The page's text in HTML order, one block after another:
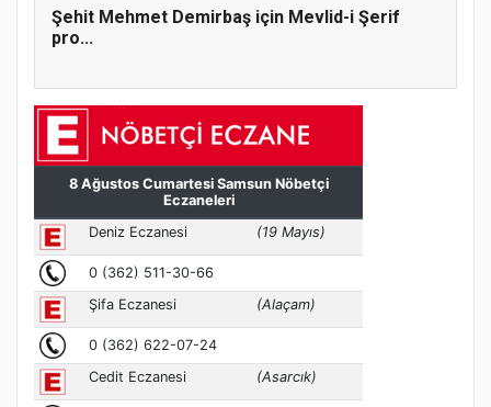
Şehit Mehmet Demirbaş için Mevlid-i Şerif
pro...